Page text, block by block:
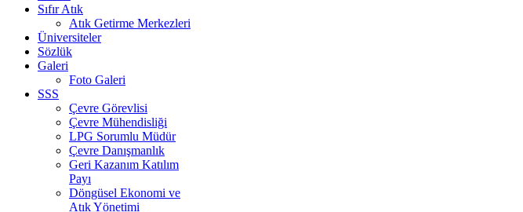
Sıfır Atık
Atık Getirme Merkezleri
Üniversiteler
Sözlük
Galeri
Foto Galeri
SSS
Çevre Görevlisi
Çevre Mühendisliği
LPG Sorumlu Müdür
Çevre Danışmanlık
Geri Kazanım Katılım
Payı
Döngüsel Ekonomi ve
Atık Yönetimi